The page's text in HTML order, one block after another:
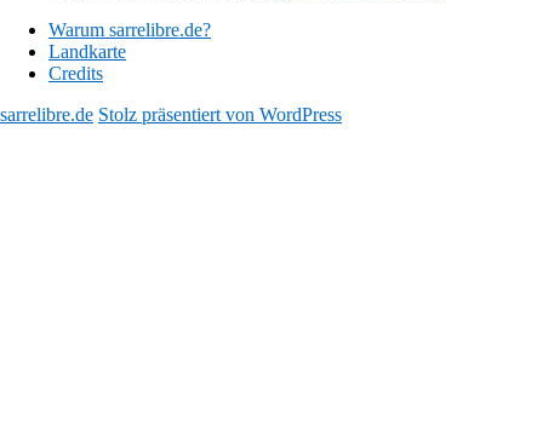
Warum sarrelibre.de?
Landkarte
Credits
sarrelibre.de Stolz präsentiert von WordPress